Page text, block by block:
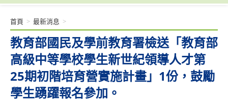
教育部國民及學前教育署檢送「教育部
高級中等學校學生新世紀領導人才第
25期初階培育營實施計畫」1份，鼓勵
學生踴躍報名參加。
首頁 > 最新消息 >